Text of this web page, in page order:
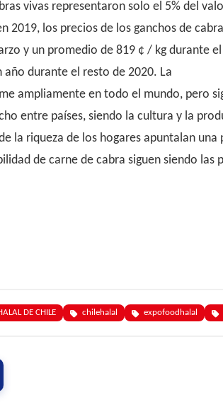
vivas representaron solo el 5% del
2019, los precios de los ganchos de
y un promedio de 819 ¢ / kg durante
año durante el resto de 2020. La
ampliamente en todo el mundo, pero
entre países, siendo la cultura y la
la riqueza de los hogares apuntalan
de carne de cabra siguen siendo las
DE CHILE chilehalal expofoodhalal